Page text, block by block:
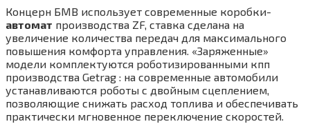
Концерн БМВ использует современные коробки-
автомат производства ZF, ставка сделана на
увеличение количества передач для максимального
повышения комфорта управления. «Заряженные»
модели комплектуются роботизированными кпп
производства Getrag : на современные автомобили
устанавливаются роботы с двойным сцеплением,
позволяющие снижать расход топлива и обеспечивать
практически мгновенное переключение скоростей.